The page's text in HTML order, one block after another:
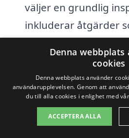
väljer en grundlig
inkluderar åtgärder
kan detta också
priset.
Kvalifikationer hos
Denna webbplats
cookies
Denna webbplats använder
användarupplevelsen. Genom att
du till alla cookies i enlighet med
ACCEPTERA ALLA